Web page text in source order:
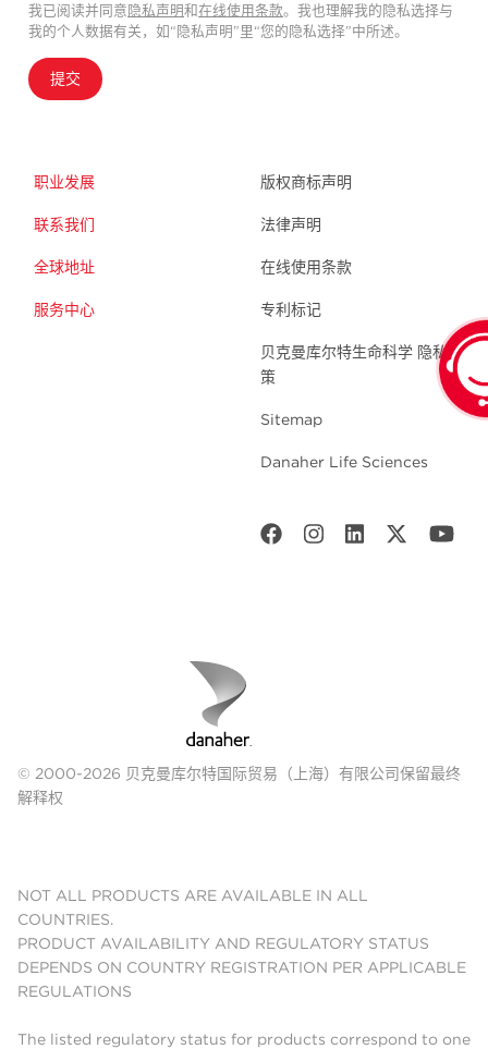
我已阅读并同意 隐私声明和在线使用条款。我也理解我的隐私选择与
我的个人数据有关，如“隐私声明”里“您的隐私选择”中所述。
提交
职业发展
联系我们
全球地址
服务中心
版权商标声明
法律声明
在线使用条款
专利标记
贝克曼库尔特生命科学 隐私政
策
Sitemap
Danaher Life Sciences
© 2000-2026 贝克曼库尔特国际贸易（上海）有限公司保留最终
解释权
NOT ALL PRODUCTS ARE AVAILABLE IN ALL
COUNTRIES.
PRODUCT AVAILABILITY AND REGULATORY STATUS
DEPENDS ON COUNTRY REGISTRATION PER APPLICABLE
REGULATIONS
The listed regulatory status for products correspond to one